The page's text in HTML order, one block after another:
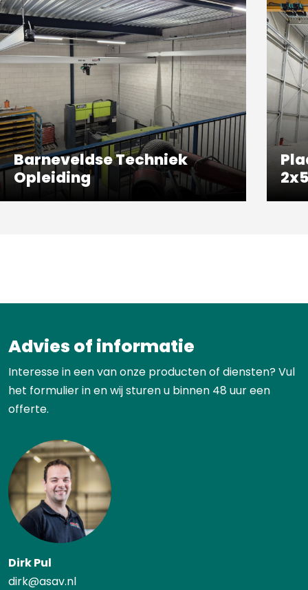
Barneveldse Techniek
Opleiding
Advies of informatie
Interesse in een van onze producten of diensten? Vul
het formulier in en wij sturen u binnen 48 uur een
offerte.
Dirk Pul
dirk@asav.nl